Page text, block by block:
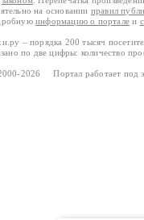
на основании правил
информацию о портале и
– порядка 200 тысяч
по две цифры: количество
2026 Портал работает под